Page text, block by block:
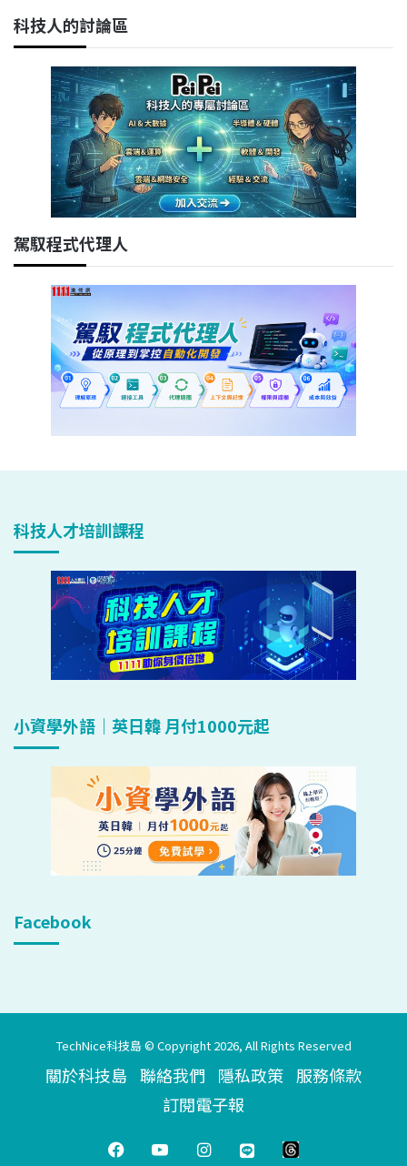
科技人的討論區
駕馭程式代理人
科技人才培訓課程
小資學外語｜英日韓 月付1000元起
Facebook
TechNice科技島 © Copyright 2026, All Rights Reserved
關於科技島 聯絡我們 隱私政策 服務條款
訂閱電子報